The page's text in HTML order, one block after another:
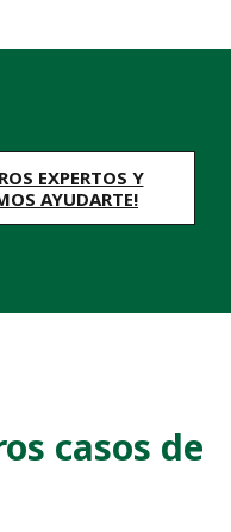
i
EXPERTOS Y
AYUDARTE!
casos de